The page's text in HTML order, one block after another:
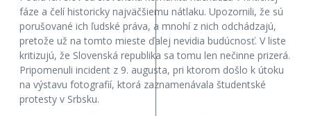
fáze a čelí historicky najväčšiemu nátlaku. Upozornili, že sú
porušované ich ľudské práva, a mnohí z nich odchádzajú,
pretože už na tomto mieste ďalej nevidia budúcnosť. V liste
kritizujú, že Slovenská republika sa tomu len nečinne prizerá.
Pripomenuli incident z 9. augusta, pri ktorom došlo k útoku
na výstavu fotografií, ktorá zaznamenávala študentské
protesty v Srbsku.